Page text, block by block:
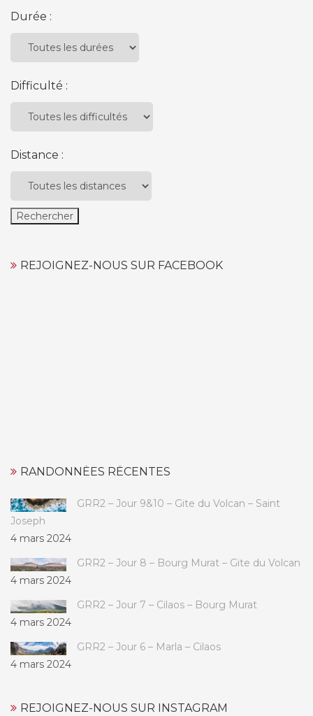
Durée :
Difficulté :
Distance :
REJOIGNEZ-NOUS SUR FACEBOOK
RANDONNÉES RÉCENTES
GRR2 – Jour 9&10 – Gite du Volcan – Saint
Joseph
4 mars 2024
GRR2 – Jour 8 – Bourg Murat – Gite du Volcan
4 mars 2024
GRR2 – Jour 7 – Cilaos – Bourg Murat
4 mars 2024
GRR2 – Jour 6 – Marla – Cilaos
4 mars 2024
REJOIGNEZ-NOUS SUR INSTAGRAM